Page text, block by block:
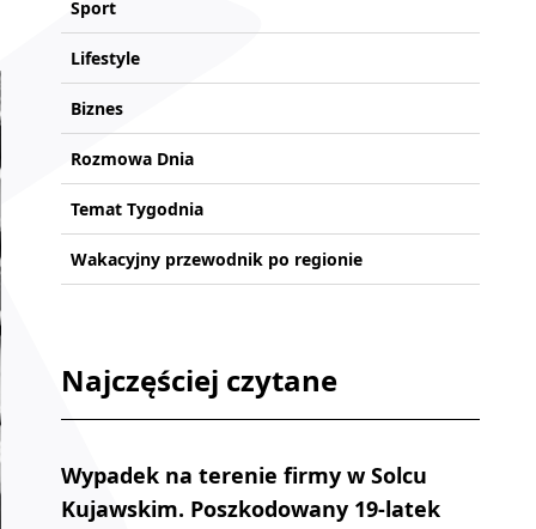
Sport
Lifestyle
Biznes
Rozmowa Dnia
Temat Tygodnia
Wakacyjny przewodnik po regionie
Najczęściej czytane
Wypadek na terenie firmy w Solcu
Kujawskim. Poszkodowany 19-latek